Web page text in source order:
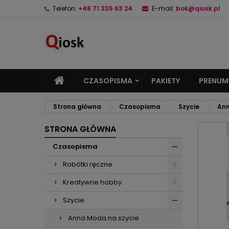
Telefon: +48 71 335 63 24 E-mail: bok@qiosk.pl
CZASOPISMA PAKIETY
Strona główna Czasopisma Szycie
STRONA GŁÓWNA
Czasopisma
Robótki ręczne
Kreatywne hobby
Szycie
Anna Moda na szycie